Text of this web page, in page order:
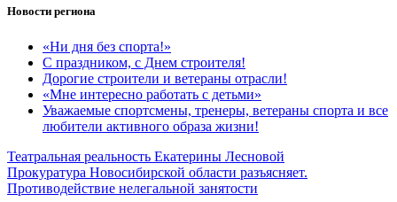
Новости региона
«Ни дня без спорта!»
С праздником, с Днем строителя!
Дорогие строители и ветераны отрасли!
«Мне интересно работать с детьми»
Уважаемые спортсмены, тренеры, ветераны спорта и все
любители активного образа жизни!
Навигация
по
Театральная реальность Екатерины Лесновой
Прокуратура Новосибирской области разъясняет.
Противодействие нелегальной занятости